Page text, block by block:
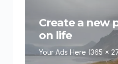
Create a new
on life
Your Ads Here (365 x